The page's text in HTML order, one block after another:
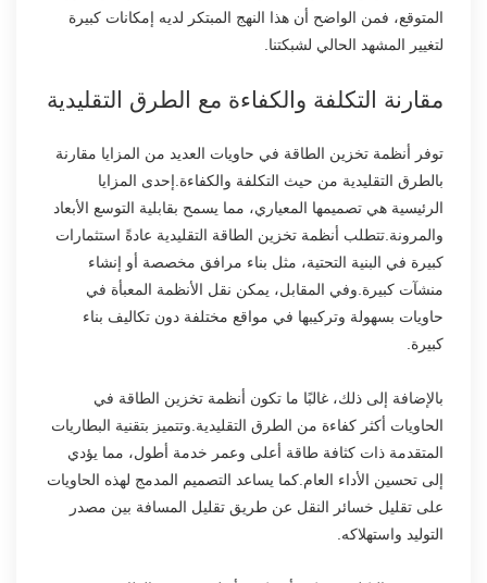
المتوقع، فمن الواضح أن هذا النهج المبتكر لديه إمكانات كبيرة
لتغيير المشهد الحالي لشبكتنا.
مقارنة التكلفة والكفاءة مع الطرق التقليدية
توفر أنظمة تخزين الطاقة في حاويات العديد من المزايا مقارنة
بالطرق التقليدية من حيث التكلفة والكفاءة.إحدى المزايا
الرئيسية هي تصميمها المعياري، مما يسمح بقابلية التوسع الأبعاد
والمرونة.تتطلب أنظمة تخزين الطاقة التقليدية عادةً استثمارات
كبيرة في البنية التحتية، مثل بناء مرافق مخصصة أو إنشاء
منشآت كبيرة.وفي المقابل، يمكن نقل الأنظمة المعبأة في
حاويات بسهولة وتركيبها في مواقع مختلفة دون تكاليف بناء
كبيرة.
بالإضافة إلى ذلك، غالبًا ما تكون أنظمة تخزين الطاقة في
الحاويات أكثر كفاءة من الطرق التقليدية.وتتميز بتقنية البطاريات
المتقدمة ذات كثافة طاقة أعلى وعمر خدمة أطول، مما يؤدي
إلى تحسين الأداء العام.كما يساعد التصميم المدمج لهذه الحاويات
على تقليل خسائر النقل عن طريق تقليل المسافة بين مصدر
التوليد واستهلاكه.